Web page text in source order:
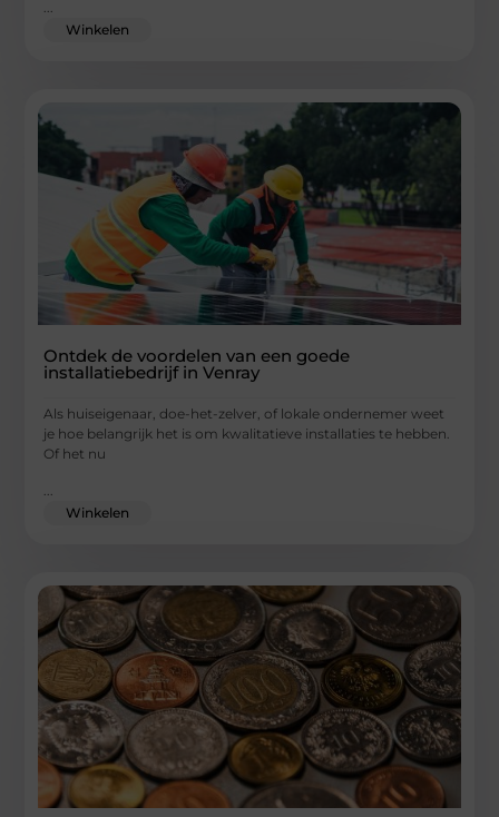
...
Winkelen
Ontdek de voordelen van een goede
installatiebedrijf in Venray
Als huiseigenaar, doe-het-zelver, of lokale ondernemer weet
je hoe belangrijk het is om kwalitatieve installaties te hebben.
Of het nu
Winkelen